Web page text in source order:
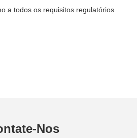
a todos os requisitos regulatórios
Nos